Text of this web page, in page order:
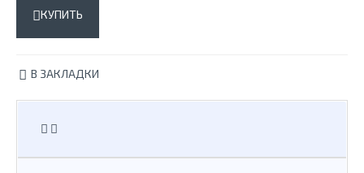
КУПИТЬ
В ЗАКЛАДКИ